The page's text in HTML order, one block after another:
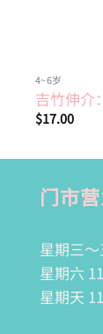
4~6岁
吉竹伸介
$17.00
门市
星期三
星期六
星期天